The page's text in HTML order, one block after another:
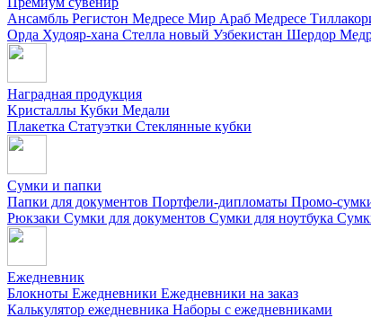
Ансамбль Регистон Медресе Мир Араб Медресе
Орда Худояр-хана Стелла новый Узбекистан Шердор
Наградная продукция
Kристаллы Кубки Медали
Плакетка Статуэтки Стеклянные кубки
Сумки и папки
Папки для документов Портфели-дипломаты Промо-
Рюкзаки Сумки для документов Сумки для ноутбука
Ежедневник
Блокноты Ежедневники Ежедневники на заказ
Калькулятор ежедневника Наборы с ежедневниками